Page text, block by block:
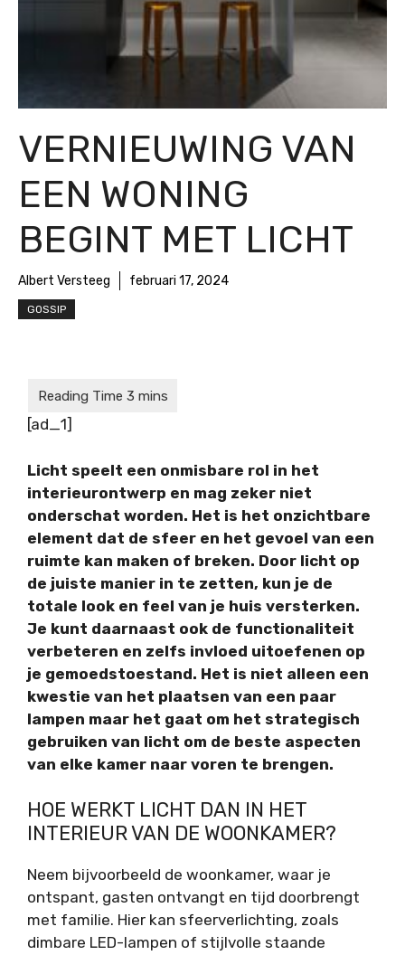
VERNIEUWING VAN
EEN WONING
BEGINT MET LICHT
Albert Versteeg februari 17, 2024
GOSSIP
[ad_1]
Licht speelt een onmisbare rol in het
interieurontwerp en mag zeker niet
onderschat worden. Het is het onzichtbare
element dat de sfeer en het gevoel van een
ruimte kan maken of breken. Door licht op
de juiste manier in te zetten, kun je de
totale look en feel van je huis versterken.
Je kunt daarnaast ook de functionaliteit
verbeteren en zelfs invloed uitoefenen op
je gemoedstoestand. Het is niet alleen een
kwestie van het plaatsen van een paar
lampen maar het gaat om het strategisch
gebruiken van licht om de beste aspecten
van elke kamer naar voren te brengen.
HOE WERKT LICHT DAN IN HET
INTERIEUR VAN DE WOONKAMER?
Neem bijvoorbeeld de woonkamer, waar je
ontspant, gasten ontvangt en tijd doorbrengt
met familie. Hier kan sfeerverlichting, zoals
dimbare LED-lampen of stijlvolle staande